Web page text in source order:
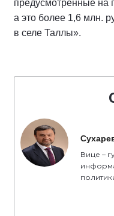
предусмотренные на
а это более 1,6 млн.
в селе Таллы».
Вице –